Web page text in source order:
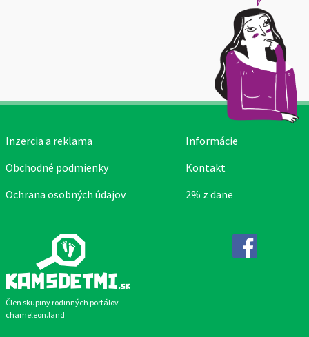
Člen skupiny rodinných portálov
chameleon.land
Inzercia a reklama
Obchodné podmienky
Ochrana osobných údajov
Informácie
Kontakt
2% z dane